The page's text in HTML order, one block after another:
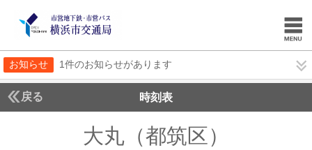
お知らせ 1件のお知らせがあります
戻る 時刻表
大丸（都筑区）